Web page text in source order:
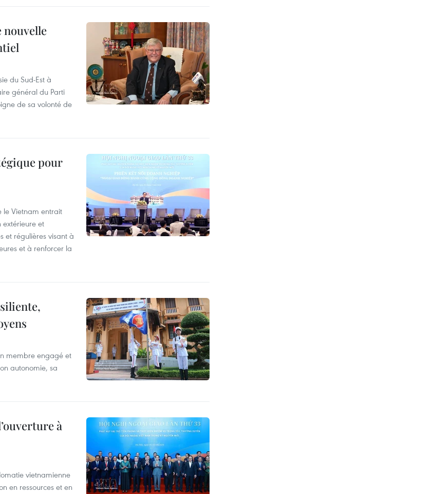
nouvelle
du Sud-Est à
général du Parti
de sa volonté de
pour
le Vietnam entrait
extérieure et
et régulières visant à
et à renforcer la
membre engagé et
autonomie, sa
à
vietnamienne
en ressources et en